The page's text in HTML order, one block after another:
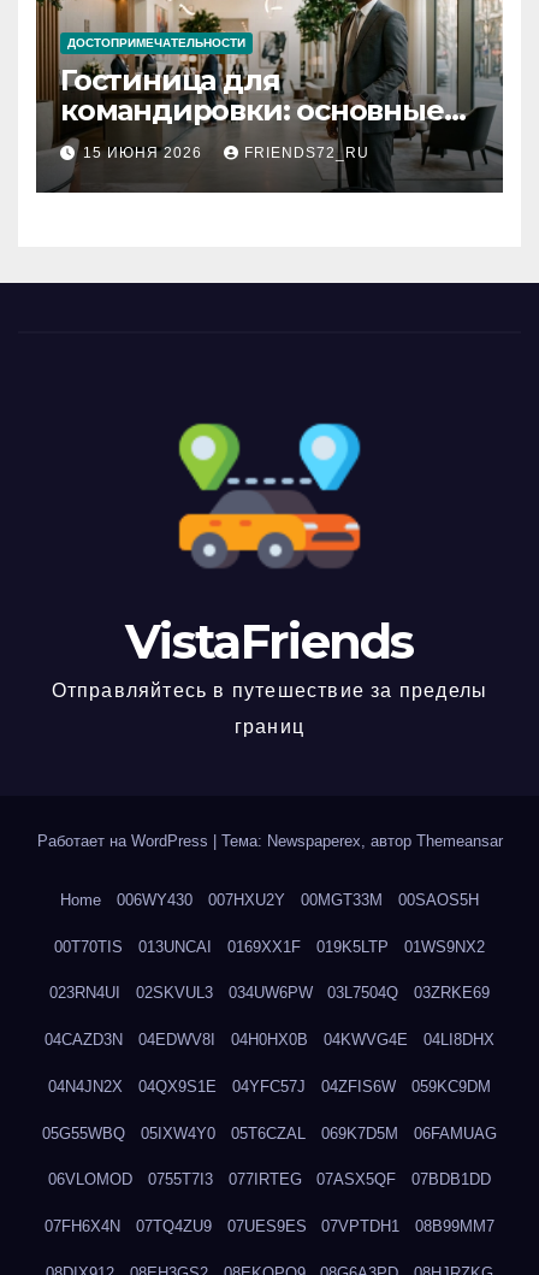
ДОСТОПРИМЕЧАТЕЛЬНОСТИ
Гостиница для
командировки: основные
критерии выбора
15 ИЮНЯ 2026 FRIENDS72_RU
VistaFriends
Отправляйтесь в путешествие за пределы
границ
Работает на WordPress Тема: Newspaperex, автор Themeansar
Home 006WY430 007HXU2Y 00MGT33M 00SAOS5H
00T70TIS 013UNCAI 0169XX1F 019K5LTP 01WS9NX2
023RN4UI 02SKVUL3 034UW6PW 03L7504Q 03ZRKE69
04CAZD3N 04EDWV8I 04H0HX0B 04KWVG4E 04LI8DHX
04N4JN2X 04QX9S1E 04YFC57J 04ZFIS6W 059KC9DM
05G55WBQ 05IXW4Y0 05T6CZAL 069K7D5M 06FAMUAG
06VLOMOD 0755T7I3 077IRTEG 07ASX5QF 07BDB1DD
07FH6X4N 07TQ4ZU9 07UES9ES 07VPTDH1 08B99MM7